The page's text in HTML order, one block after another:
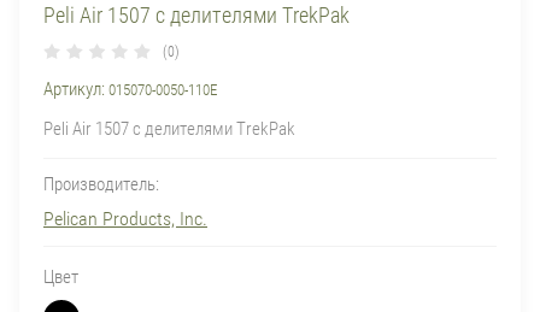
Peli Air 1507 с делителями TrekPak
(0)
Артикул: 015070-0050-110E
Peli Air 1507 с делителями TrekPak
Производитель:
Pelican Products, Inc.
Цвет